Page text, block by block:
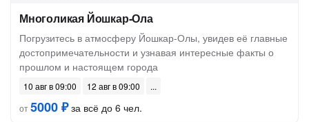
Многоликая Йошкар-Ола
Погрузитесь в атмосферу Йошкар-Олы, увидев её главные
достопримечательности и узнавая интересные факты о
прошлом и настоящем города
10 авг в 09:00
12 авг в 09:00
от5000 ₽за всё до 6 чел.